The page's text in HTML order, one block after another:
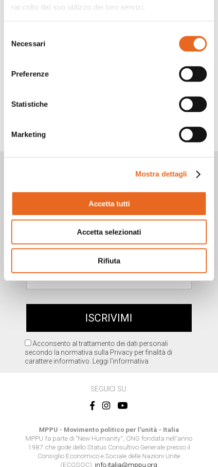
raccolto dal suo utilizzo dei loro servizi.
delNecessari
Preferenze
Statistiche
Marketing
Mostra dettagli
Accetta tutti
Accetta selezionati
Rifiuta
WhatsApp
Twitter
Share
Vuoi rimanere aggiornato?
newsletter!
Acconsento al trattamento dei dati personali
secondo la normativa sulla Privacy per finalità di
carattere informativo.
Leggi l'informativa
SEGUICI SU:
MPPU - Movimento politico per l'unità - Italia
MPPU fa parte di "New Humanity”, ONG fondata nell'anno
1987 che gode dello Status Consultivo Generale presso il
Consiglio Economico e Sociale delle Nazioni Unite
(ECOSOC). info.italia@mppu.org